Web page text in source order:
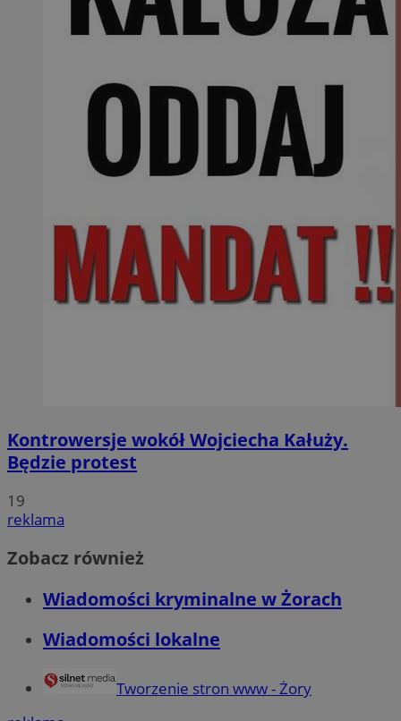
Kontrowersje wokół Wojciecha Kałuży.
Będzie protest
19
reklama
Zobacz również
Wiadomości kryminalne w Żorach
Wiadomości lokalne
Tworzenie stron www - Żory